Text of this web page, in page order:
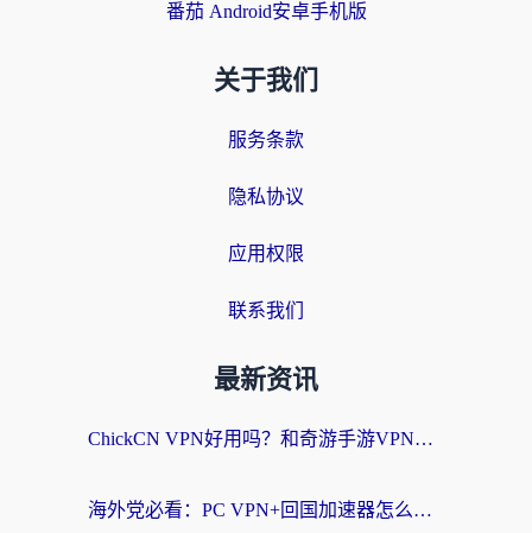
番茄 Android安卓手机版
关于我们
服务条款
隐私协议
应用权限
联系我们
最新资讯
ChickCN VPN好用吗？和奇游手游VPN对比哪个回国效果更好？海外党亲测实用指南
海外党必看：PC VPN+回国加速器怎么选？无缝访问国内资源全攻略